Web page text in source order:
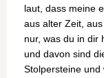
laut, dass meine
aus alter Zeit,
nur, was du in dir
und davon sind
Stolpersteine und